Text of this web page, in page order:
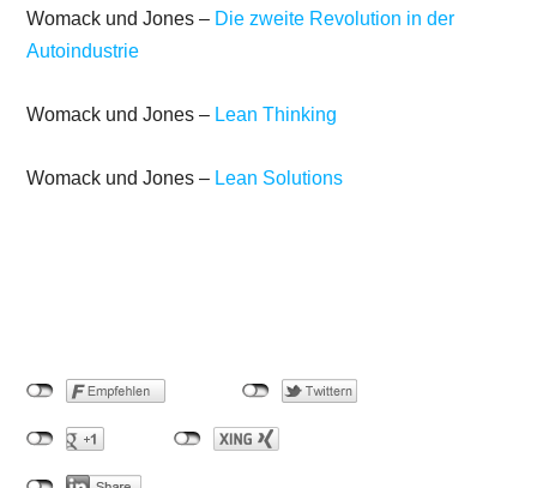
Womack und Jones – Die zweite Revolution in der
Autoindustrie
Womack und Jones – Lean Thinking
Womack und Jones – Lean Solutions